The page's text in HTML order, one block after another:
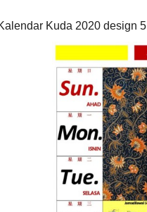
Kuda 2020 design 5